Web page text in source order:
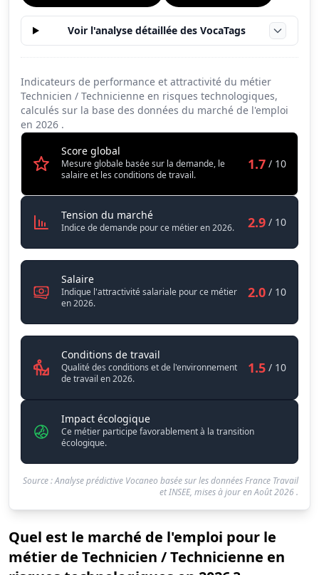
Voir l'analyse détaillée des VocaTags
Indicateurs de performance et attractivité du métier
Technicien / Technicienne en risques technologiques,
calculés sur la base des données du marché de l'emploi
en 2026 .
Score global
Mesure globale basée sur la demande, le
salaire et les conditions de travail.
1.7 / 10
Tension du marchéTechnicien / Technicienne en
Indice de demande pour ce métier en 2026. 2.9 / 10
SalaireTechnicien / Technicienne en risques
Indique l'attractivité salariale pour ce métier
en 2026.
2.0 / 10
Conditions de travail
Qualité des conditions et de l'environnement
de travail en 2026.
1.5 / 10
Impact écologique
Ce métier participe favorablement à la transition
écologique.
Source : Analyse prédictive Vocaneo basée sur les données France Travail
et INSEE, mises à jour enAoût 2026.
Quel est le marché de l'emploi pour le
métier de Technicien / Technicienne en